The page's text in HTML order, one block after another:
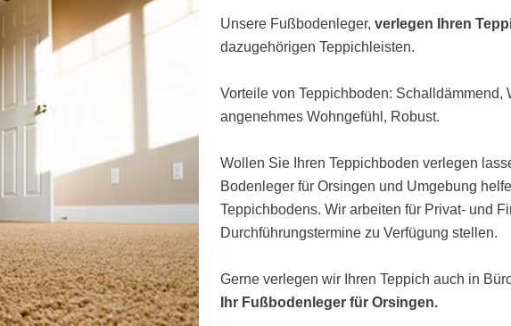
Unsere Fußbodenleger,verlegen Ihren
dazugehörigen Teppichleisten.
Vorteile von Teppichboden:
angenehmes Wohngefühl, Robust.
Wollen Sie Ihren Teppichboden verlegen
Bodenleger für Orsingen und Umgebung
Teppichbodens. Wir arbeiten für Privat- und
Durchführungstermine zu Verfügung stellen.
Gerne verlegen wir Ihren Teppich auch in
Ihr Fußbodenleger für Orsingen.